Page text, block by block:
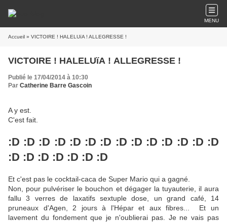
MENU
Accueil » VICTOIRE ! HALELUïA ! ALLEGRESSE !
VICTOIRE ! HALELUïA ! ALLEGRESSE !
Publié le 17/04/2014 à 10:30
Par Catherine Barre Gascoin
A y est.
C'est fait.
:D :D :D :D :D :D :D :D :D :D :D :D :D :D
:D :D :D :D :D :D :D
Et c'est pas le cocktail-caca de Super Mario qui a gagné.
Non, pour pulvériser le bouchon et dégager la tuyauterie, il aura
fallu 3 verres de laxatifs sextuple dose, un grand café, 14
pruneaux d'Agen, 2 jours à l'Hépar et aux fibres... Et un
lavement du fondement que je n'oublierai pas. Je ne vais pas